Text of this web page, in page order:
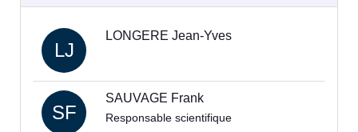
LJ
LONGERE Jean-Yves
SF
SAUVAGE Frank
Responsable scientifique